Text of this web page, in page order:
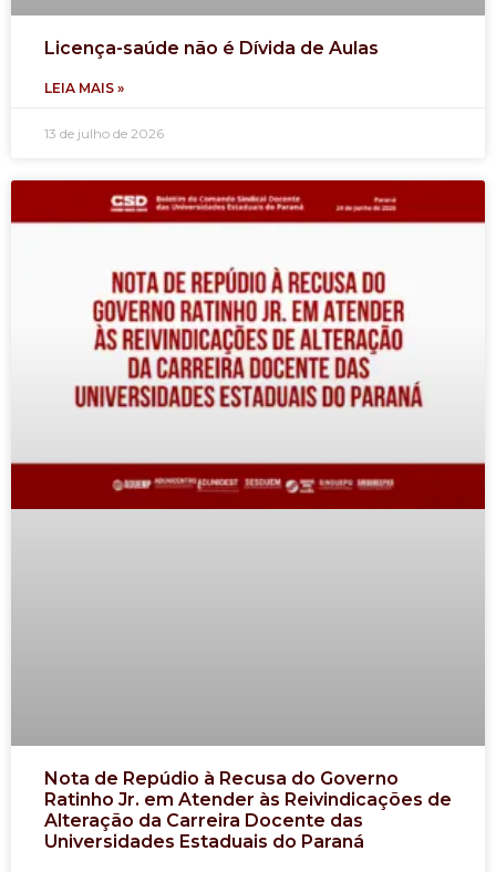
Licença-saúde não é Dívida de Aulas
LEIA MAIS »
13 de julho de 2026
Nota de Repúdio à Recusa do Governo
Ratinho Jr. em Atender às Reivindicações de
Alteração da Carreira Docente das
Universidades Estaduais do Paraná